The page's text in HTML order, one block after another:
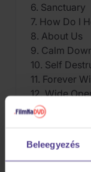
Beleegyezés
6. Sanctuary
7. How Do I
8. About Us
9. Calm
10. Self
11. Forever
12. Wide